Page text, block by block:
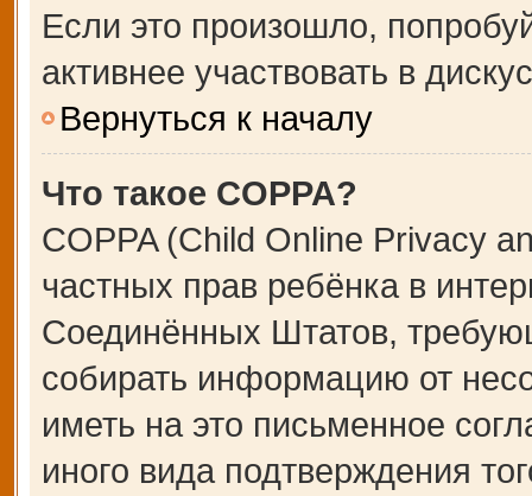
Если это произошло,
активнее участвовать в
Вернуться к началу
Что такое COPPA?
COPPA (Child Online Privacy
частных прав ребёнка в
Соединённых Штатов,
собирать информацию от
иметь на это письменное
иного вида подтверждения